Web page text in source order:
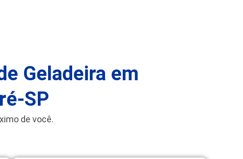
Geladeira em
SP
de você.